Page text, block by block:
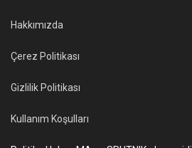
Hakkımızda
Çerez Politikası
Gizlilik Politikası
Kullanım Koşulları